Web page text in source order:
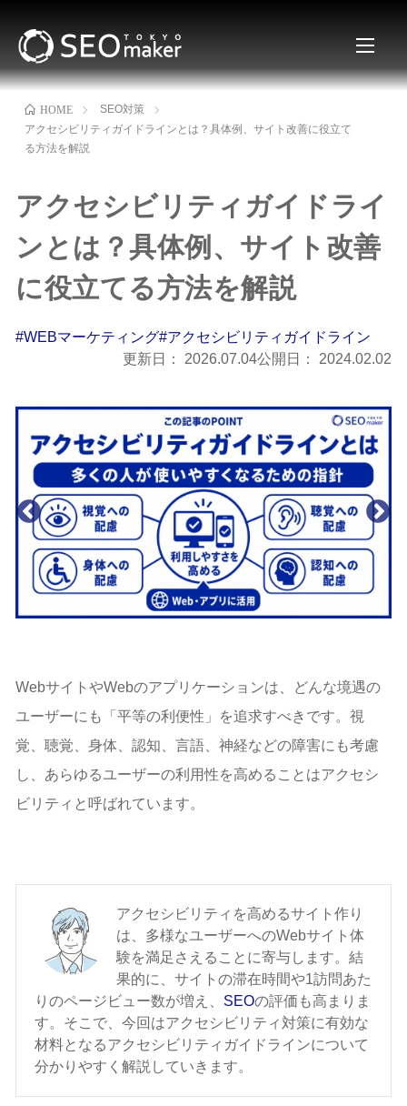
HOME
SEO対策
アクセシビリティガイドラインとは？具体例、サイト改善に役立て
る方法を解説
アクセシビリティガイドライ
ンとは？具体例、サイト改善
に役立てる方法を解説
#WEBマーケティング#アクセシビリティガイドライン
更新日：
2026.07.04公開日： 2024.02.02
WebサイトやWebのアプリケーションは、どんな境遇の
ユーザーにも「平等の利便性」を追求すべきです。視
覚、聴覚、身体、認知、言語、神経などの障害にも考慮
し、あらゆるユーザーの利用性を高めることはアクセシ
ビリティと呼ばれています。
アクセシビリティを高めるサイト作り
は、多様なユーザーへのWebサイト体
験を満足さえることに寄与します。結
果的に、サイトの滞在時間や1訪問あた
りのページビュー数が増え、 SEOの評価も高まりま
す。そこで、今回はアクセシビリティ対策に有効な
材料となるアクセシビリティガイドラインについて
分かりやすく解説していきます。